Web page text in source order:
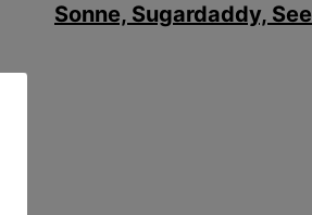
Sonne, Sugardaddy, See